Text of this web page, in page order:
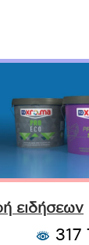
ειδήσεων
317